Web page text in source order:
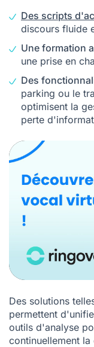
Des scripts
discours fluide
Une formation
une prise en
Des
parking ou le
optimisent la
perte
Des solutions
permettent
outils d'analyse
continuellement